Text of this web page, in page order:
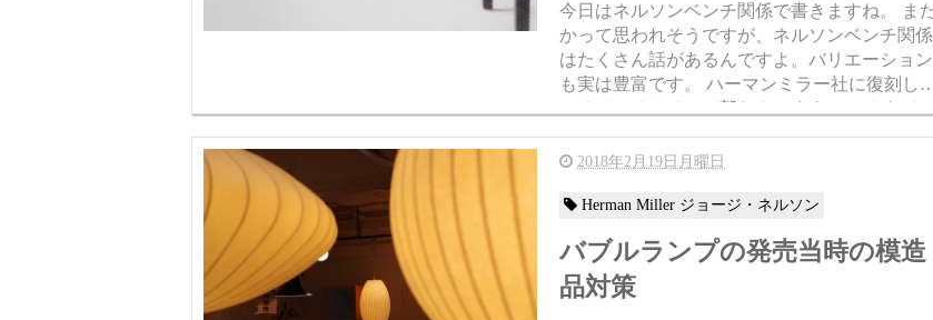
今日はネルソンベンチ関係で書きますね。 また
かって思われそうですが、ネルソンベンチ関係
はたくさん話があるんですよ。バリエーション
も実は豊富です。 ハーマンミラー社に復刻して
いるベンチはその一部なんですよ。 こんなベン
チも存在します。 George NE...
2018年2月19日月曜日
Herman Miller ジョージ・ネルソン
バブルランプの発売当時の模造
品対策